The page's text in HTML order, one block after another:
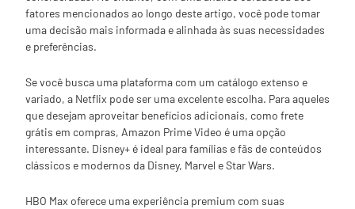
fatores mencionados ao longo deste artigo, você pode tomar
uma decisão mais informada e alinhada às suas necessidades
e preferências.
Se você busca uma plataforma com um catálogo extenso e
variado, a Netflix pode ser uma excelente escolha. Para aqueles
que desejam aproveitar benefícios adicionais, como frete
grátis em compras, Amazon Prime Video é uma opção
interessante. Disney+ é ideal para famílias e fãs de conteúdos
clássicos e modernos da Disney, Marvel e Star Wars.
HBO Max oferece uma experiência premium com suas